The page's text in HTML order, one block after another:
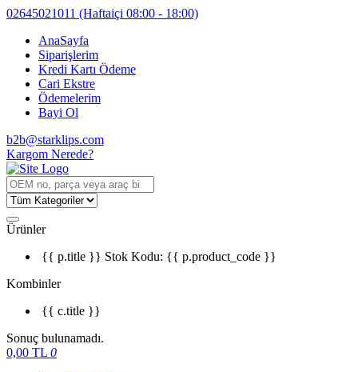
02645021011 (Haftaiçi 08:00 - 18:00)
AnaSayfa
Siparişlerim
Kredi Kartı Ödeme
Cari Ekstre
Ödemelerim
Bayi Ol
b2b@starklips.com
Kargom Nerede?
Ürünler
{{ p.title }} Stok Kodu: {{ p.product_code }}
Kombinler
{{ c.title }}
Sonuç bulunamadı.
0,00 TL 0